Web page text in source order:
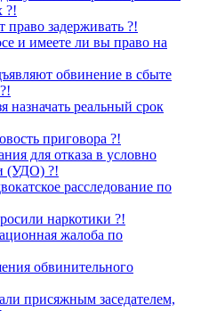
?!
задерживать ?!
и имеете ли вы право на
обвинение в сбыте
назначать реальный срок
приговора ?!
для отказа в условно
(УДО) ?!
расследование по
наркотики ?!
жалоба по
обвинительного
присяжным заседателем,